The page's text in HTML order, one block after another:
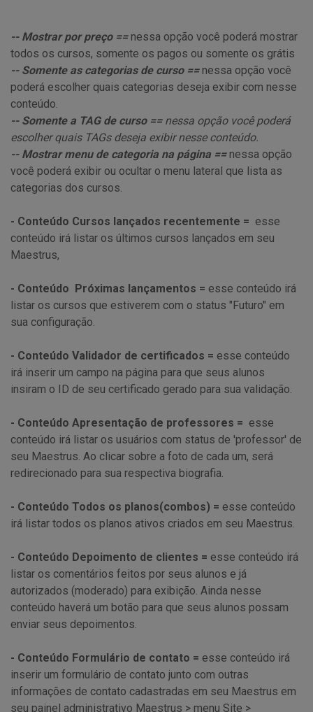
-- Mostrar por preço ==nessa opção você poderá mostrar
todos os cursos, somente os pagos ou somente os grátis
-- Somente as categorias de curso ==nessa opção você
poderá escolher quais categorias deseja exibir com nesse
conteúdo.
-- Somente a TAG de curso ==nessa opção você poderá
escolher quais TAGs deseja exibir nesse conteúdo.
-- Mostrar menu de categoria na página ==nessa opção
você poderá exibir ou ocultar o menu lateral que lista as
categorias dos cursos.
- Conteúdo Cursos lançados recentemente = esse
conteúdo irá listar os últimos cursos lançados em seu
Maestrus,
- Conteúdo Próximas lançamentos = esse conteúdo irá
listar os cursos que estiverem com o status "Futuro" em
sua configuração.
- Conteúdo Validador de certificados = esse conteúdo
irá inserir um campo na página para que seus alunos
insiram o ID de seu certificado gerado para sua validação.
- Conteúdo Apresentação de professores = esse
conteúdo irá listar os usuários com status de 'professor' de
seu Maestrus. Ao clicar sobre a foto de cada um, será
redirecionado para sua respectiva biografia.
- Conteúdo Todos os planos(combos) = esse conteúdo
irá listar todos os planos ativos criados em seu Maestrus.
- Conteúdo Depoimento de clientes = esse conteúdo irá
listar os comentários feitos por seus alunos e já
autorizados (moderado) para exibição. Ainda nesse
conteúdo haverá um botão para que seus alunos possam
enviar seus depoimentos.
- Conteúdo Formulário de contato = esse conteúdo irá
inserir um formulário de contato junto com outras
informações de contato cadastradas em seu Maestrus em
seu painel administrativo Maestrus > menu Site >